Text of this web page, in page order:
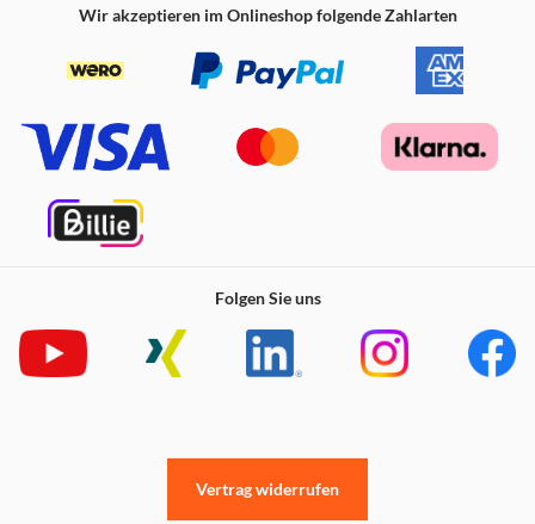
Wir akzeptieren im Onlineshop folgende Zahlarten
Folgen Sie uns
Vertrag widerrufen